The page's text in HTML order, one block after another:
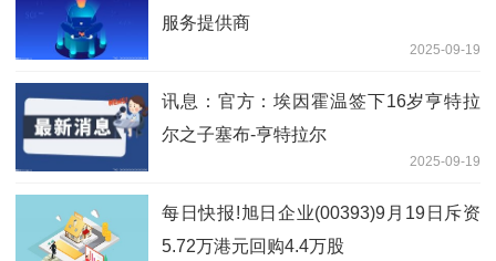
服务提供商
2025-09-19
讯息：官方：埃因霍温签下16岁亨特拉
尔之子塞布-亨特拉尔
2025-09-19
每日快报!旭日企业(00393)9月19日斥资
5.72万港元回购4.4万股